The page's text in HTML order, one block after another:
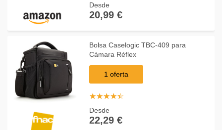
Desde
20,99 €
Bolsa Caselogic TBC-409 para
Cámara Réflex
1 oferta
☆☆☆☆☆
★★★★★
Desde
22,29 €